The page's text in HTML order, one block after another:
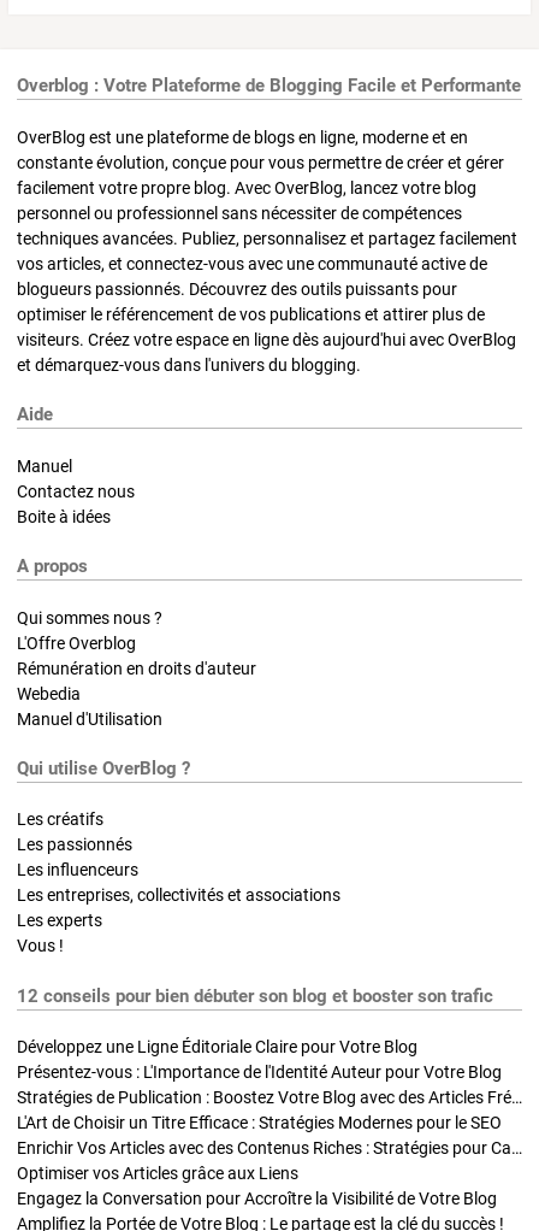
Overblog : Votre Plateforme de Blogging Facile et Performante
OverBlog est une plateforme de blogs en ligne, moderne et en
constante évolution, conçue pour vous permettre de créer et gérer
facilement votre propre blog. Avec OverBlog, lancez votre blog
personnel ou professionnel sans nécessiter de compétences
techniques avancées. Publiez, personnalisez et partagez facilement
vos articles, et connectez-vous avec une communauté active de
blogueurs passionnés. Découvrez des outils puissants pour
optimiser le référencement de vos publications et attirer plus de
visiteurs. Créez votre espace en ligne dès aujourd'hui avec OverBlog
et démarquez-vous dans l'univers du blogging.
Aide
Manuel
Contactez nous
Boite à idées
A propos
Qui sommes nous ?
L'Offre Overblog
Rémunération en droits d'auteur
Webedia
Manuel d'Utilisation
Qui utilise OverBlog ?
Les créatifs
Les passionnés
Les influenceurs
Les entreprises, collectivités et associations
Les experts
Vous !
12 conseils pour bien débuter son blog et booster son trafic
Développez une Ligne Éditoriale Claire pour Votre Blog
Présentez-vous : L'Importance de l'Identité Auteur pour Votre Blog
Stratégies de Publication : Boostez Votre Blog avec des Articles Fréquents et Exclusifs
L'Art de Choisir un Titre Efficace : Stratégies Modernes pour le SEO
Enrichir Vos Articles avec des Contenus Riches : Stratégies pour Captiver et Optimiser
Optimiser vos Articles grâce aux Liens
Engagez la Conversation pour Accroître la Visibilité de Votre Blog
Amplifiez la Portée de Votre Blog : Le partage est la clé du succès !